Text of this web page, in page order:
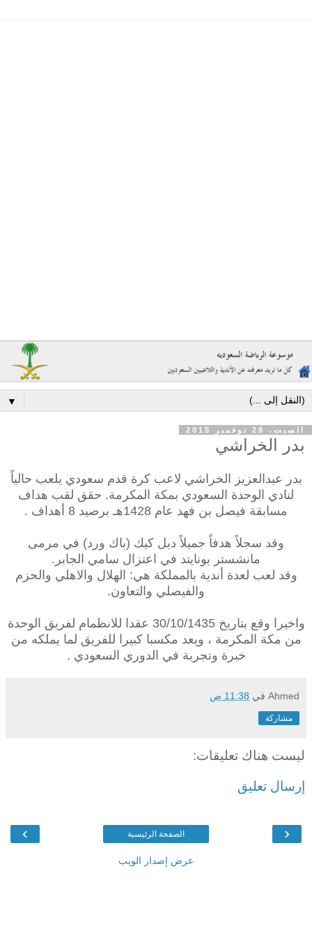
▼
السبت، 28 نوفمبر 2015
بدر الخراشي
بدر عبدالعزيز الخراشي لاعب كرة قدم سعودي يلعب حالياً
لنادي الوحدة السعودي بمكة المكرمة. حقق لقب هداف
مسابقة فيصل بن فهد عام 1428هـ برصيد 8 أهداف .
وقد سجلاً هدفاً جميلاً دبل كيك (باك ورد) في مرمى
مانشستر يونايتد في اعتزال سامي الجابر.
وقد لعب لعدة أندية بالمملكة هي: الهلال والاهلي والحزم
والفيصلي والتعاون.
واخيرا وقع بتاريخ 30/10/1435 عقدا للانظمام لفريق الوحدة
من مكة المكرمة ، ويعد مكسبا كبيرا للفريق لما يملكه من
خبرة وتجربة في الدوري السعودي .
Ahmed في 11:38 ص
مشاركة
ليست هناك تعليقات:
إرسال تعليق
‹
› الصفحة الرئيسية
عرض إصدار الويب